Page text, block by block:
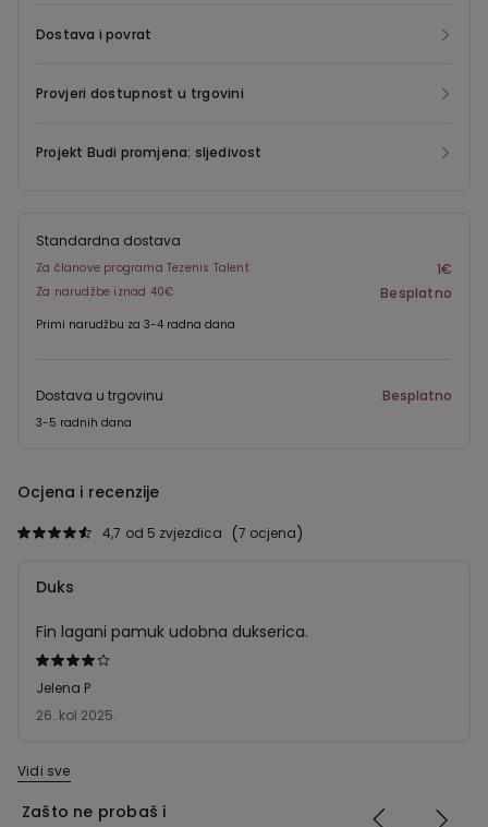
Dostava i povrat
Provjeri dostupnost u trgovini
Projekt Budi promjena: sljedivost
Standardna dostava
Za članove programa Tezenis Talent 1€
Za narudžbe iznad 40€ Besplatno
Primi narudžbu za 3-4 radna dana
Dostava u trgovinu Besplatno
3-5 radnih dana
Ocjena i recenzije
7 ocjena
4,7 od 5 zvjezdica
Dali
ste
ocjenu
5
26. kol 2025.
Jelena P
Duks
Fin lagani pamuk udobna dukserica.
Vidi sve
Zašto ne probaš i